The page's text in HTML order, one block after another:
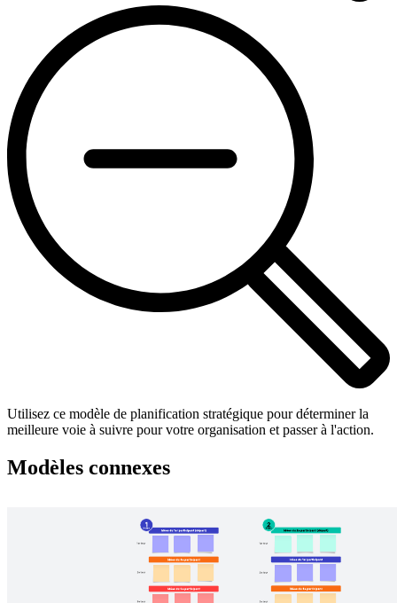
Utilisez ce modèle de planification stratégique pour déterminer la
meilleure voie à suivre pour votre organisation et passer à l'action.
Modèles connexes